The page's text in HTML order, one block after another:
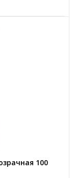
100